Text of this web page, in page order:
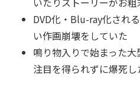
DVD化・Blu-ray化され
い作画崩壊をしていた
鳴り物入りで始まった
注目を得られずに爆死し